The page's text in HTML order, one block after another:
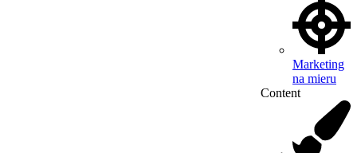
Marketing
na mieru
Content